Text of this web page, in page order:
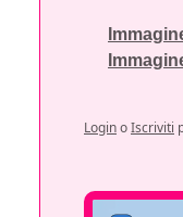
LoginoIscriviti